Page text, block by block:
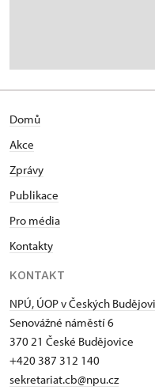
Domů
Akce
Zprávy
Publikace
Pro média
Kontakty
KONTAKT
NPÚ, ÚOP v Českých
Senovážné náměstí 6
370 21 České Budějovice
+420 387 312 140
sekretariat.cb@npu.cz